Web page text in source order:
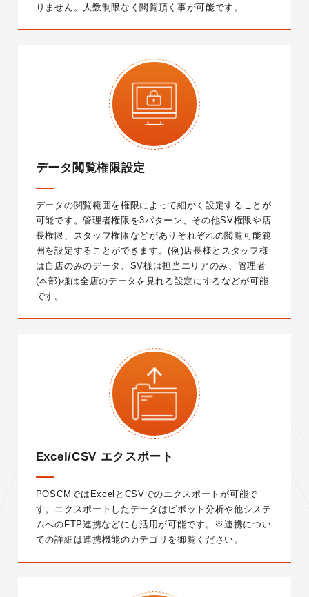
りません。人数制限なく閲覧頂く事が可能です。
データ閲覧権限設定
データの閲覧範囲を権限によって細かく設定することが
可能です。管理者権限を3パターン、その他SV権限や店
長権限、スタッフ権限などがありそれぞれの閲覧可能範
囲を設定することができます。(例)店長様とスタッフ様
は自店のみのデータ、SV様は担当エリアのみ、管理者
(本部)様は全店のデータを見れる設定にするなどが可能
です。
Excel/CSV エクスポート
POSCMではExcelとCSVでのエクスポートが可能で
す。エクスポートしたデータはピボット分析や他システ
ムへのFTP連携などにも活用が可能です。
※連携につい
ての詳細は連携機能のカテゴリを御覧ください。